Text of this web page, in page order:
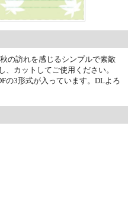
の訪れを感じるシンプルで素敵
カットしてご使用ください。
の3形式が入っています。DLよろ